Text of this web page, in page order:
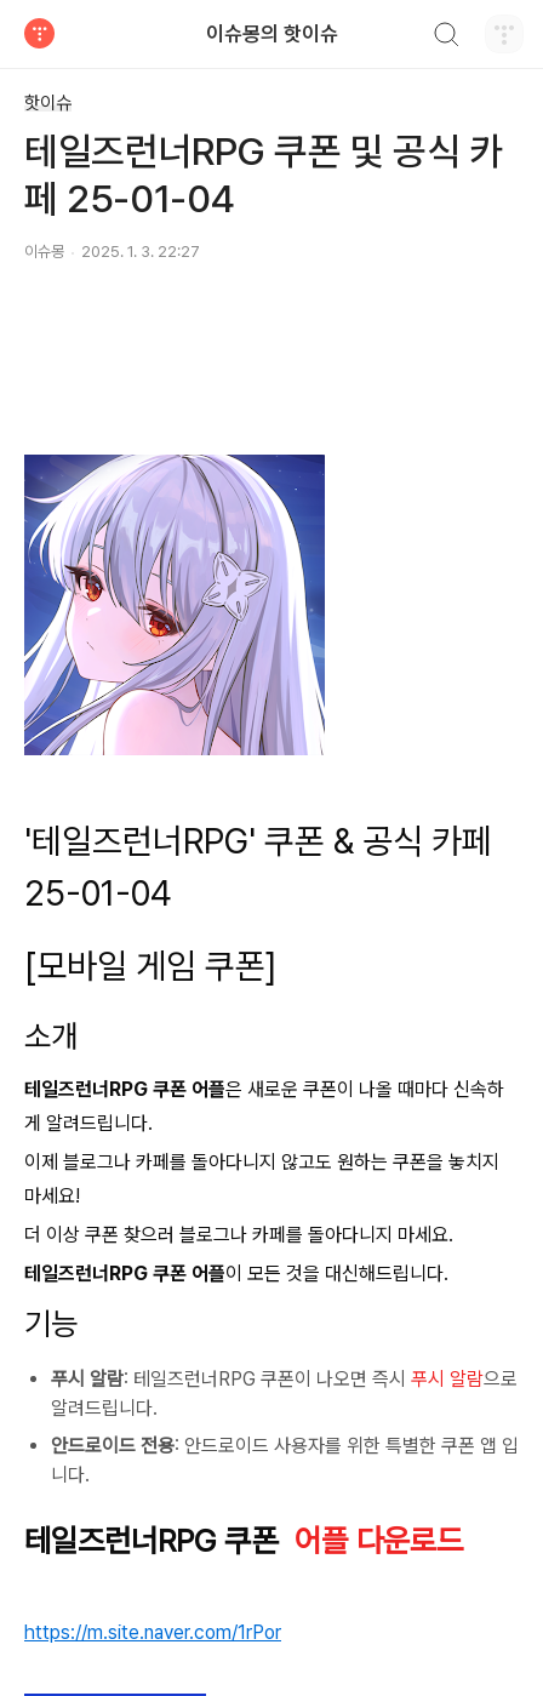
이슈몽의 핫이슈
핫이슈
테일즈런너RPG 쿠폰 및 공식 카
페 25-01-04
이슈몽 2025. 1. 3. 22:27
'테일즈런너RPG' 쿠폰 & 공식 카페
25-01-04
[모바일 게임 쿠폰]
소개
테일즈런너RPG 쿠폰 어플은 새로운 쿠폰이 나올 때마다 신속하
게 알려드립니다.
이제 블로그나 카페를 돌아다니지 않고도 원하는 쿠폰을 놓치지
마세요!
더 이상 쿠폰 찾으러 블로그나 카페를 돌아다니지 마세요.
테일즈런너RPG 쿠폰 어플이 모든 것을 대신해드립니다.
기능
푸시 알람: 테일즈런너RPG 쿠폰이 나오면 즉시 푸시 알람으로
알려드립니다.
안드로이드 전용: 안드로이드 사용자를 위한 특별한 쿠폰 앱 입
니다.
테일즈런너RPG 쿠폰 어플 다운로드
https://m.site.naver.com/1rPor